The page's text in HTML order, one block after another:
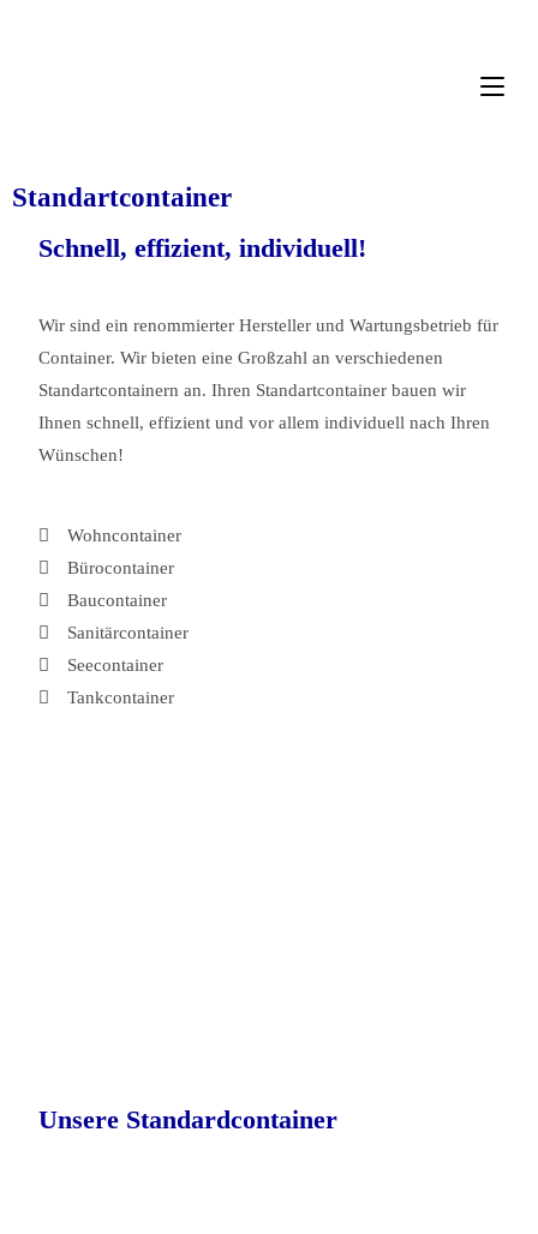
Standartcontainer
Schnell, effizient, individuell!
Wir sind ein renommierter Hersteller und Wartungsbetrieb für
Container. Wir bieten eine Großzahl an verschiedenen
Standartcontainern an. Ihren Standartcontainer bauen wir
Ihnen schnell, effizient und vor allem individuell nach Ihren
Wünschen!
Wohncontainer
Bürocontainer
Baucontainer
Sanitärcontainer
Seecontainer
Tankcontainer
Unsere Standardcontainer